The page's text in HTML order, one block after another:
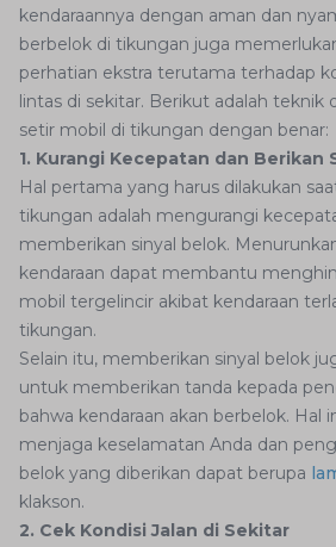
kendaraannya dengan aman dan
berbelok di tikungan juga
perhatian ekstra terutama terhadap
lintas di sekitar. Berikut adalah teknik
setir mobil di tikungan dengan benar:
1. Kurangi Kecepatan dan Berikan
Hal pertama yang harus dilakukan
tikungan adalah mengurangi
memberikan sinyal belok.
kendaraan dapat membantu
mobil tergelincir akibat kendaraan
tikungan.
Selain itu, memberikan sinyal belok
untuk memberikan tanda kepada
bahwa kendaraan akan berbelok. Hal
menjaga keselamatan Anda dan
belok yang diberikan dapat berupa
klakson.
2. Cek Kondisi Jalan di Sekitar